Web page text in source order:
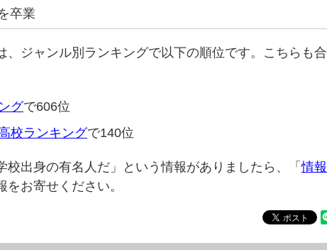
卒業
、ジャンル別ランキングで以下の順位です。こちらも合
グで606位
校ランキングで140位
校出身の有名人だ」という情報がありましたら、「情報
をお寄せください。